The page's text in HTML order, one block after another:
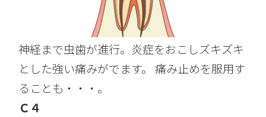
神経まで虫歯が進行。炎症をおこしズキズキ
とした強い痛みがでます。 痛み止めを服用す
ることも・・・。
Ｃ４